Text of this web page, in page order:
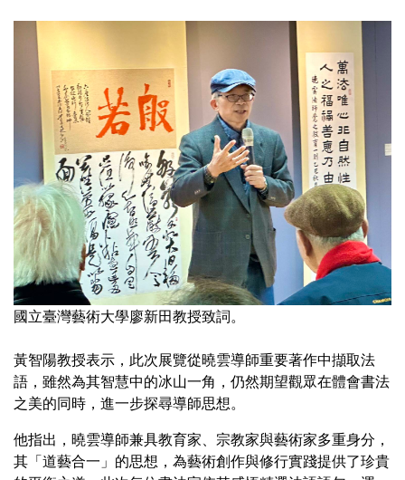
國立臺灣藝術大學廖新田教授致詞。
黃智陽教授表示，此次展覽從曉雲導師重要著作中擷取法
語，雖然為其智慧中的冰山一角，仍然期望觀眾在體會書法
之美的同時，進一步探尋導師思想。
他指出，曉雲導師兼具教育家、宗教家與藝術家多重身分，
其「道藝合一」的思想，為藝術創作與修行實踐提供了珍貴